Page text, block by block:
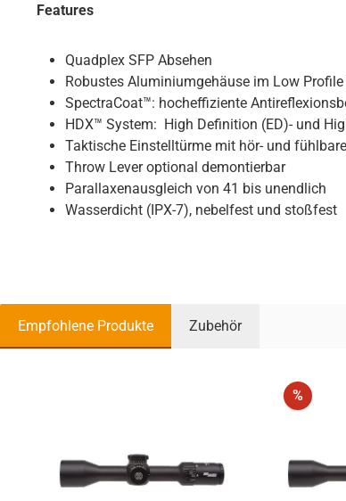
Features
Quadplex SFP Absehen
Robustes Aluminiumgehäuse im Low Profile
SpectraCoat™: hocheffiziente
HDX™ System: High Definition (ED)- und
Taktische Einstelltürme mit hör- und
Throw Lever optional demontierbar
Parallaxenausgleich von 41 bis unendlich
Wasserdicht (IPX-7), nebelfest und stoßfest
Empfohlene Produkte Zubehör
%Rabatt